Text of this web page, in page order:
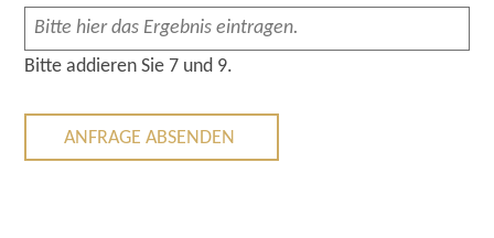
Bitte addieren Sie 7 und 9.
ANFRAGE ABSENDEN